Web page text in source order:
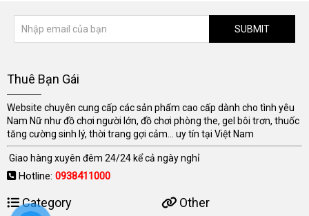
SUBMIT
Thuê Bạn Gái
Website chuyên cung cấp các sản phẩm cao cấp dành cho tình yêu
Nam Nữ như đồ chơi người lớn, đồ chơi phòng the, gel bôi trơn, thuốc
tăng cường sinh lý, thời trang gợi cảm... uy tín tại Việt Nam
Giao hàng xuyên đêm 24/24 kể cả ngày nghỉ
Hotline: 0938411000
Category Other